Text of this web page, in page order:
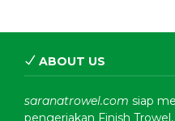
ABOUT US
saranatrowel.com siap
pengerjakan Finish